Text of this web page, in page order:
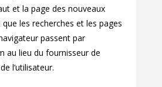
et la page des nouveaux
les recherches et les pages
passent par
au lieu du fournisseur de
l’utilisateur.